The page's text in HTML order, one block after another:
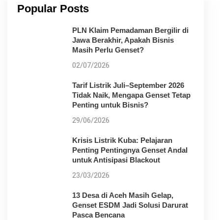
Popular Posts
PLN Klaim Pemadaman Bergilir di
Jawa Berakhir, Apakah Bisnis
Masih Perlu Genset?
02/07/2026
Tarif Listrik Juli–September 2026
Tidak Naik, Mengapa Genset Tetap
Penting untuk Bisnis?
29/06/2026
Krisis Listrik Kuba: Pelajaran
Penting Pentingnya Genset Andal
untuk Antisipasi Blackout
23/03/2026
13 Desa di Aceh Masih Gelap,
Genset ESDM Jadi Solusi Darurat
Pasca Bencana